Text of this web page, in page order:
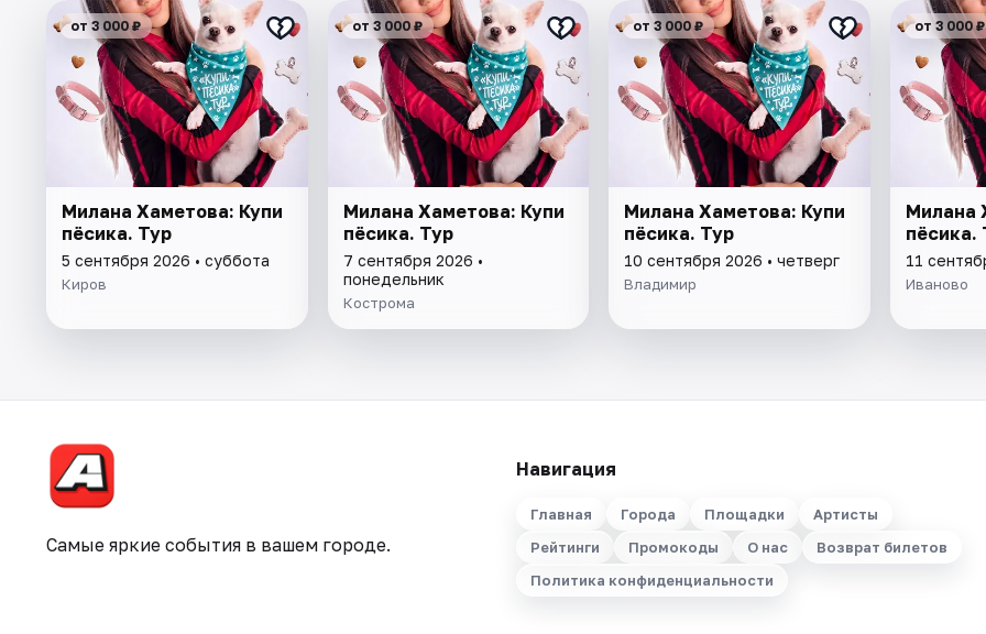
от 3 000 ₽
Милана Хаметова: Купи
пёсика. Тур
5 сентября 2026 • суббота
Киров
от 3 000 ₽
Милана Хаметова: Купи
пёсика. Тур
7 сентября 2026 •
понедельник
Кострома
от 3 000 ₽
Милана Хаметова: Купи
пёсика. Тур
10 сентября 2026 • четверг
Владимир
от 3 000 ₽
Милана
пёсика.
11
Иваново
Самые яркие события в вашем городе.
Навигация
Главная Города Площадки
Артисты
Рейтинги
Промокоды О нас
Возврат билетов
Политика конфиденциальности